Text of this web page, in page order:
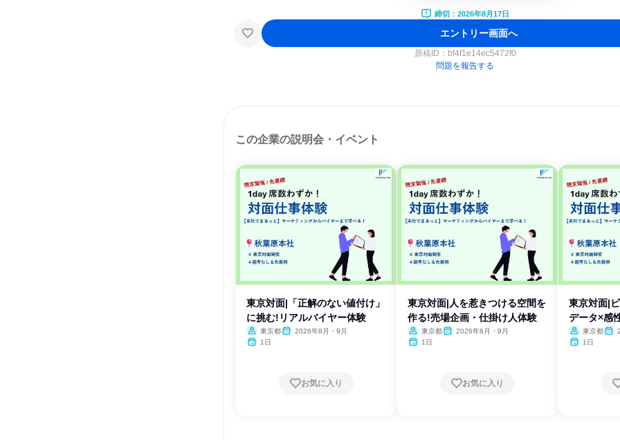
締切：2026年8月17日
エントリー画面へ
原稿ID： bf4f1e14ec5472f0
問題を報告する
この企業の説明会・イベント
東京対面|「正解のない値付け」
に挑む!リアルバイヤー体験
東京都
2026年8月・9月
1日
お気に入り
東京対面|人を惹きつける空間を
作る!売場企画・仕掛け人体験
東京都
2026年8月・9月
1日
お気に入り
東京対面|
データ×感
東京都
1日